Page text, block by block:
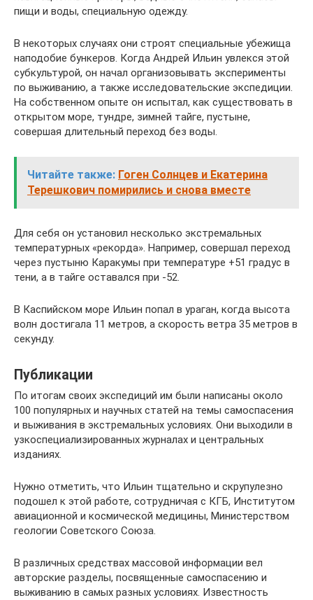
пищи и воды, специальную одежду.
В некоторых случаях они строят специальные убежища
наподобие бункеров. Когда Андрей Ильин увлекся этой
субкультурой, он начал организовывать эксперименты
по выживанию, а также исследовательские экспедиции.
На собственном опыте он испытал, как существовать в
открытом море, тундре, зимней тайге, пустыне,
совершая длительный переход без воды.
Читайте также: Гоген Солнцев и Екатерина
Терешкович помирились и снова вместе
Для себя он установил несколько экстремальных
температурных «рекорда». Например, совершал переход
через пустыню Каракумы при температуре +51 градус в
тени, а в тайге оставался при -52.
В Каспийском море Ильин попал в ураган, когда высота
волн достигала 11 метров, а скорость ветра 35 метров в
секунду.
Публикации
По итогам своих экспедиций им были написаны около
100 популярных и научных статей на темы самоспасения
и выживания в экстремальных условиях. Они выходили в
узкоспециализированных журналах и центральных
изданиях.
Нужно отметить, что Ильин тщательно и скрупулезно
подошел к этой работе, сотрудничая с КГБ, Институтом
авиационной и космической медицины, Министерством
геологии Советского Союза.
В различных средствах массовой информации вел
авторские разделы, посвященные самоспасению и
выживанию в самых разных условиях. Известность